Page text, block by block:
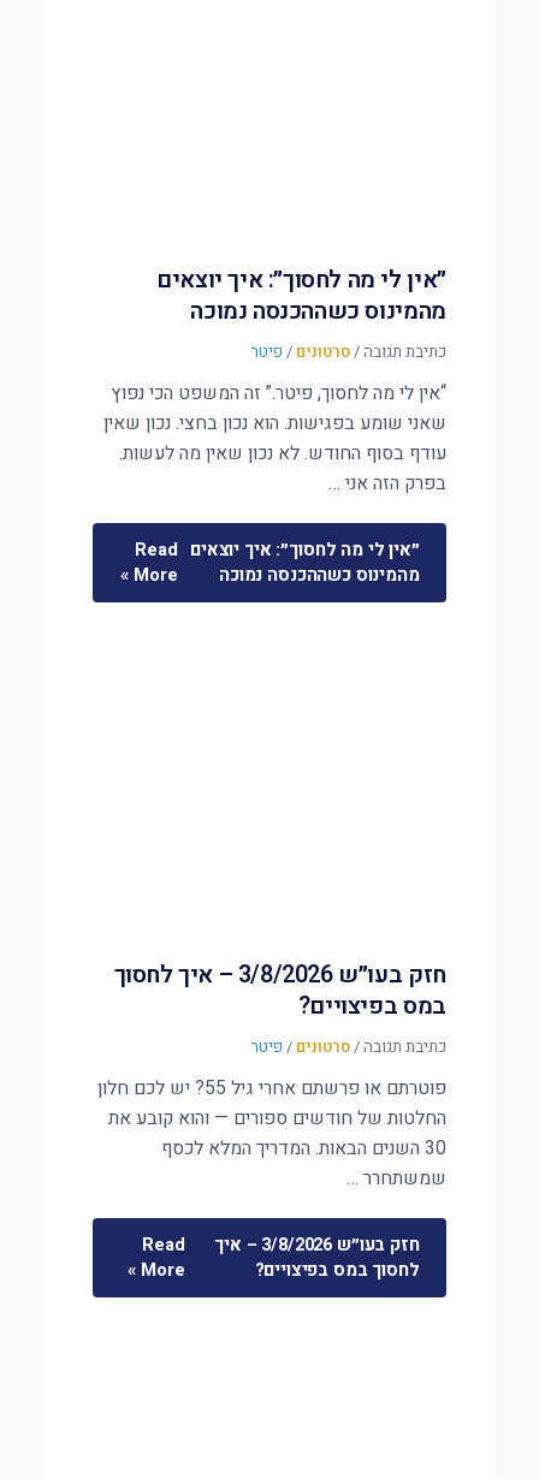
״אין לי מה לחסוך״: איך יוצאים
מהמינוס כשההכנסה נמוכה
כתיבת תגובה/סרטונים / פיטר
“אין לי מה לחסוך, פיטר.” זה המשפט הכי נפוץ
שאני שומע בפגישות. הוא נכון בחצי. נכון שאין
עודף בסוף החודש. לא נכון שאין מה לעשות.
בפרק הזה אני …
״אין לי מה לחסוך״: איך יוצאים
מהמינוס כשההכנסה נמוכה
Read
More »
חזק בעו״ש 3/8/2026 – איך לחסוך
במס בפיצויים?
כתיבת תגובה/סרטונים / פיטר
פוטרתם או פרשתם אחרי גיל 55? יש לכם חלון
החלטות של חודשים ספורים — והוא קובע את
30 השנים הבאות. המדריך המלא לכסף
שמשתחרר …
חזק בעו״ש 3/8/2026 – איך
לחסוך במס בפיצויים?
Read
More »